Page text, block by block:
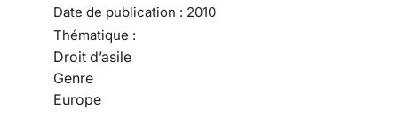
Date de publication : 2010
Thématique :
Droit d’asile
Genre
Europe